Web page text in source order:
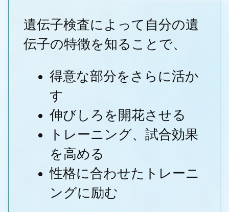
遺伝子検査によって自分の遺
伝子の特徴を知ることで、
得意な部分をさらに活か
す
伸びしろを開花させる
トレーニング、試合効果
を高める
性格に合わせたトレーニ
ングに励む